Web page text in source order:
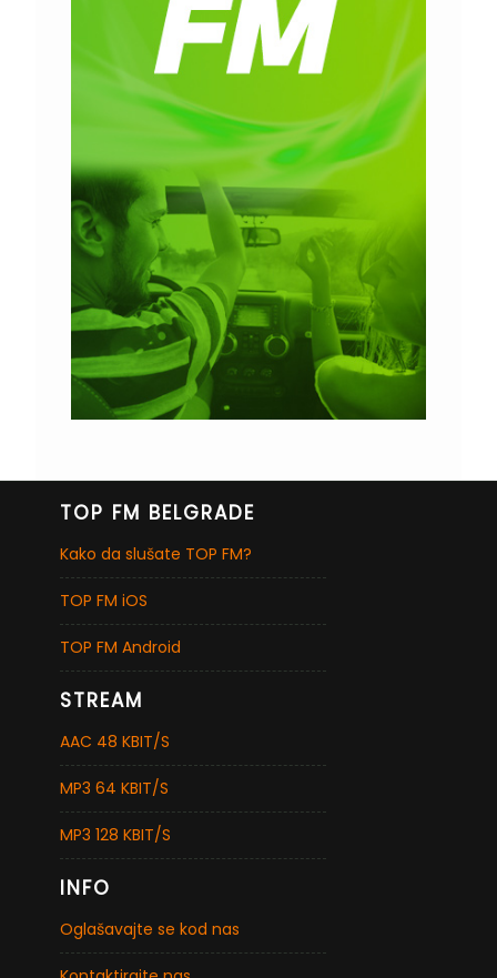
TOP FM BELGRADE
Kako da slušate TOP FM?
TOP FM iOS
TOP FM Android
STREAM
AAC 48 KBIT/S
MP3 64 KBIT/S
MP3 128 KBIT/S
INFO
Oglašavajte se kod nas